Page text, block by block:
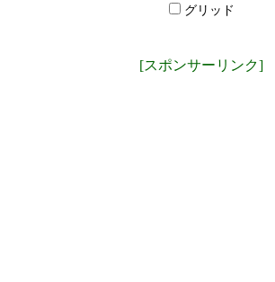
グリッド
[スポンサーリンク]